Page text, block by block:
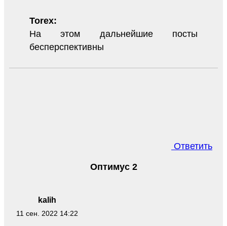
Torex:
На этом дальнейшие посты
бесперспективны
Ответить
kalih
11 сен. 2022 14:22
Оптимус 2